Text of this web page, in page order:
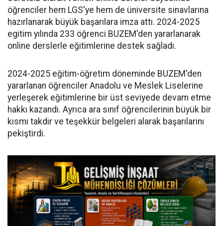
öğrenciler hem LGS'ye hem de üniversite sınavlarına
hazırlanarak büyük başarılara imza attı. 2024-2025
egitim yılında 233 öğrenci BUZEM'den yararlanarak
online derslerle eğitimlerine destek sağladı.
2024-2025 eğitim-öğretim döneminde BUZEM'den
yararlanan öğrenciler Anadolu ve Meslek Liselerine
yerleşerek eğitimlerine bir üst seviyede devam etme
hakkı kazandı. Ayrıca ara sınıf öğrencilerinin büyük bir
kısmı takdir ve teşekkür belgeleri alarak başarılarını
pekiştirdi.